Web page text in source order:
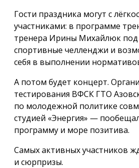
Гости праздника могут с
участниками: в программе
тренера Ирины Михайлюк
спортивные челленджи и
себя в выполнении
А потом будет концерт.
тестирования ВФСК ГТО
по молодежной политике
студией «Энергия» —
программу и море позитива.
Самых активных участников
и сюрпризы.